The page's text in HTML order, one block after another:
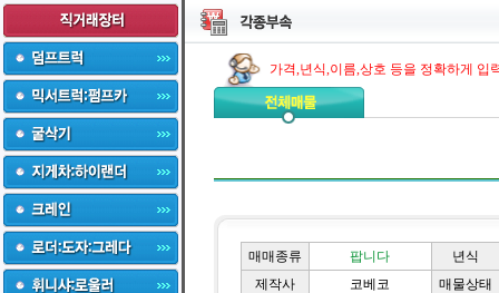
가격,년식,이름,상호 등을 정확하게 입
매매종류 팝니다
년식
제작사
코베코
매물상태